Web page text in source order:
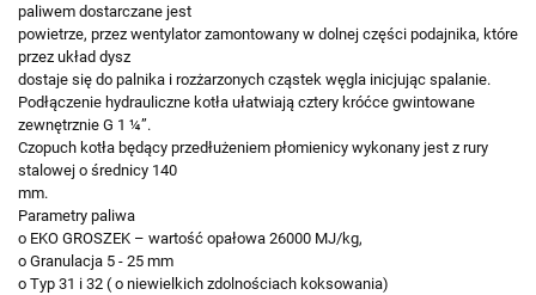
paliwem dostarczane jest
powietrze, przez wentylator zamontowany w dolnej części podajnika, które
przez układ dysz
dostaje się do palnika i rozżarzonych cząstek węgla inicjując spalanie.
Podłączenie hydrauliczne kotła ułatwiają cztery króćce gwintowane
zewnętrznie G 1 ¼”.
Czopuch kotła będący przedłużeniem płomienicy wykonany jest z rury
stalowej o średnicy 140
mm.
Parametry paliwa
o EKO GROSZEK – wartość opałowa 26000 MJ/kg,
o Granulacja 5 - 25 mm
o Typ 31 i 32 ( o niewielkich zdolnościach koksowania)